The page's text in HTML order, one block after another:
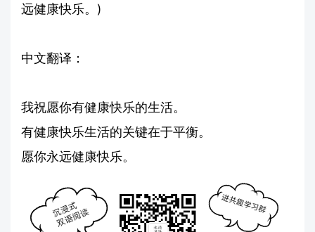
远健康快乐。)
中文翻译：
我祝愿你有健康快乐的生活。
有健康快乐生活的关键在于平衡。
愿你永远健康快乐。